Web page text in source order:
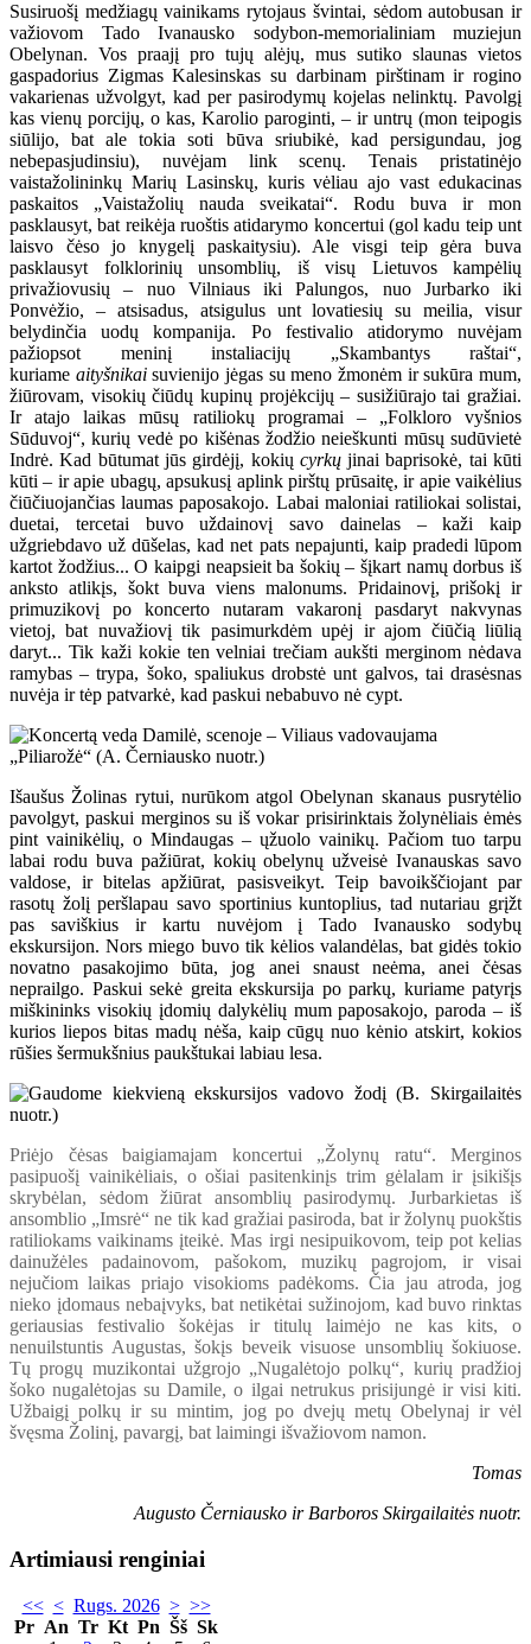
Susiruošį medžiagų vainikams rytojaus švintai, sėdom autobusan ir
važiovom Tado Ivanausko sodybon-memorialiniam muziejun
Obelynan. Vos praajį pro tujų alėjų, mus sutiko slaunas vietos
gaspadorius Zigmas Kalesinskas su darbinam pirštinam ir rogino
vakarienas užvolgyt, kad per pasirodymų kojelas nelinktų. Pavolgį
kas vienų porcijų, o kas, Karolio paroginti, – ir untrų (mon teipogis
siūlijo, bat ale tokia soti būva sriubikė, kad persigundau, jog
nebepasjudinsiu), nuvėjam link scenų. Tenais pristatinėjo
vaistažolininkų Marių Lasinskų, kuris vėliau ajo vast edukacinas
paskaitos „Vaistažolių nauda sveikatai“. Rodu buva ir mon
pasklausyt, bat reikėja ruoštis atidarymo koncertui (gol kadu teip unt
laisvo čėso jo knygelį paskaitysiu). Ale visgi teip gėra buva
pasklausyt folklorinių unsomblių, iš visų Lietuvos kampėlių
privažiovusių – nuo Vilniaus iki Palungos, nuo Jurbarko iki
Ponvėžio, – atsisadus, atsigulus unt lovatiesių su meilia, visur
belydinčia uodų kompanija. Po festivalio atidorymo nuvėjam
pažiopsot meninį instaliacijų „Skambantys raštai“,
kuriame aityšnikaisuvienijo jėgas su meno žmonėm ir sukūra mum,
žiūrovam, visokių čiūdų kupinų projėkcijų – susižiūrajo tai gražiai.
Ir atajo laikas mūsų ratiliokų programai – „Folkloro vyšnios
Sūduvoj“, kurių vedė po kišėnas žodžio neieškunti mūsų sudūvietė
Indrė. Kad būtumat jūs girdėjį, kokių cyrkųjinai baprisokė, tai kūti
kūti – ir apie ubagų, apsukusį aplink pirštų prūsaitę, ir apie vaikėlius
čiūčiuojančias laumas paposakojo. Labai maloniai ratiliokai solistai,
duetai, tercetai buvo uždainovį savo dainelas – kaži kaip
užgriebdavo už dūšelas, kad net pats nepajunti, kaip pradedi lūpom
kartot žodžius... O kaipgi neapsieit ba šokių – šįkart namų dorbus iš
anksto atlikįs, šokt buva viens malonums. Pridainovį, prišokį ir
primuzikovį po koncerto nutaram vakaronį pasdaryt nakvynas
vietoj, bat nuvažiovį tik pasimurkdėm upėj ir ajom čiūčią liūlią
daryt... Tik kaži kokie ten velniai trečiam aukšti merginom nėdava
ramybas – trypa, šoko, spaliukus drobstė unt galvos, tai drasėsnas
nuvėja ir tėp patvarkė, kad paskui nebabuvo nė cypt.
Išaušus Žolinas rytui, nurūkom atgol Obelynan skanaus pusrytėlio
pavolgyt, paskui merginos su iš vokar prisirinktais žolynėliais ėmės
pint vainikėlių, o Mindaugas – ųžuolo vainikų. Pačiom tuo tarpu
labai rodu buva pažiūrat, kokių obelynų užveisė Ivanauskas savo
valdose, ir bitelas apžiūrat, pasisveikyt. Teip bavoikščiojant par
rasotų žolį peršlapau savo sportinius kuntoplius, tad nutariau grįžt
pas saviškius ir kartu nuvėjom į Tado Ivanausko sodybų
ekskursijon. Nors miego buvo tik kėlios valandėlas, bat gidės tokio
novatno pasakojimo būta, jog anei snaust neėma, anei čėsas
neprailgo. Paskui sekė greita ekskursija po parkų, kuriame patyrįs
miškininks visokių įdomių dalykėlių mum paposakojo, paroda – iš
kurios liepos bitas madų nėša, kaip cūgų nuo kėnio atskirt, kokios
rūšies šermukšnius paukštukai labiau lesa.
Priėjo čėsas baigiamajam koncertui „Žolynų ratu“. Merginos
pasipuošį vainikėliais, o ošiai pasitenkinįs trim gėlalam ir įsikišįs
skrybėlan, sėdom žiūrat ansomblių pasirodymų. Jurbarkietas iš
ansomblio „Imsrė“ ne tik kad gražiai pasiroda, bat ir žolynų puokštis
ratiliokams vaikinams įteikė. Mas irgi nesipuikovom, teip pot kelias
dainužėles padainovom, pašokom, muzikų pagrojom, ir visai
nejučiom laikas priajo visokioms padėkoms. Čia jau atroda, jog
nieko įdomaus nebaįvyks, bat netikėtai sužinojom, kad buvo rinktas
geriausias festivalio šokėjas ir titulų laimėjo ne kas kits, o
nenuilstuntis Augustas, šokįs beveik visuose unsomblių šokiuose.
Tų progų muzikontai užgrojo „Nugalėtojo polkų“, kurių pradžioj
šoko nugalėtojas su Damile, o ilgai netrukus prisijungė ir visi kiti.
Užbaigį polkų ir su mintim, jog po dvejų metų Obelynaj ir vėl
švęsma Žolinį, pavargį, bat laimingi išvažiovom namon.
Tomas
Augusto Černiausko ir Barboros Skirgailaitės nuotr.
Artimiausi renginiai
<< < Rugs. 2026 > >>
Pr An Tr Kt Pn Šš Sk